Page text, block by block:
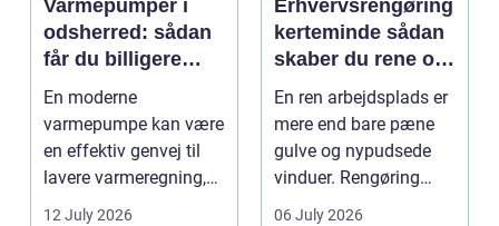
Varmepumper i
odsherred: sådan
får du billigere
varme og et bedre
En moderne
varmepumpe kan være
en effektiv genvej til
lavere varmeregning,
mindre CO2-udslip og
12 July 2026
Erhvervsrengøring
kerteminde sådan
skaber du rene og
trygge rammer på
arbejdspladsen
En ren arbejdsplads er
mere end bare pæne
gulve og nypudsede
vinduer. Rengøring
påvirker medarbejder...
06 July 2026